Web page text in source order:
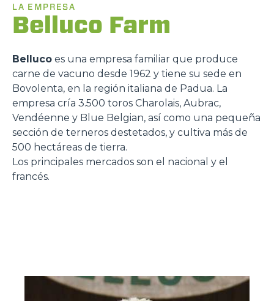
LA EMPRESA
Belluco Farm
Belluco es una empresa familiar que produce
carne de vacuno desde 1962 y tiene su sede en
Bovolenta, en la región italiana de Padua. La
empresa cría 3.500 toros Charolais, Aubrac,
Vendéenne y Blue Belgian, así como una pequeña
sección de terneros destetados, y cultiva más de
500 hectáreas de tierra.
Los principales mercados son el nacional y el
francés.